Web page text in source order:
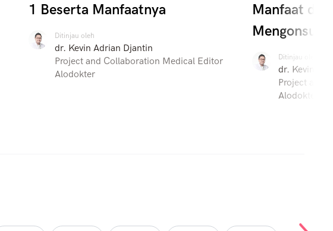
1 Beserta Manfaatnya
Ditinjau oleh
dr. Kevin Adrian Djantin
Project and Collaboration Medical Editor
Alodokter
Manfaat
Ditinjau oleh
dr. Kevin
Project and
Alodokter